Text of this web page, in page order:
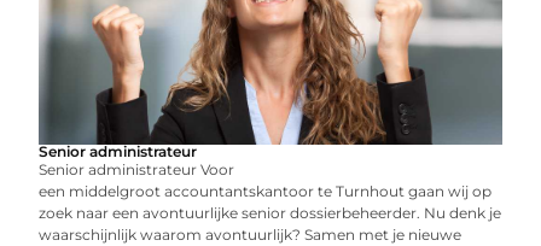
Senior administrateur
Senior administrateur Voor
een middelgroot accountantskantoor te Turnhout gaan wij op
zoek naar een avontuurlijke senior dossierbeheerder. Nu denk je
waarschijnlijk waarom avontuurlijk? Samen met je nieuwe